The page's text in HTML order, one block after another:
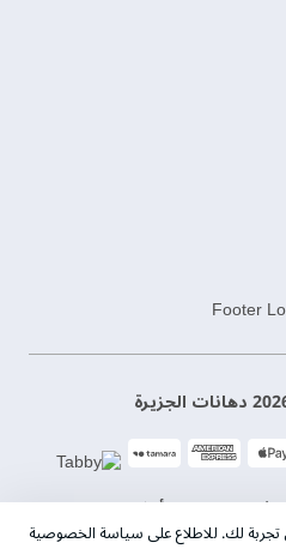
الشروط و الأحكام
لك. للاطلاع على سياسة الخصوصية